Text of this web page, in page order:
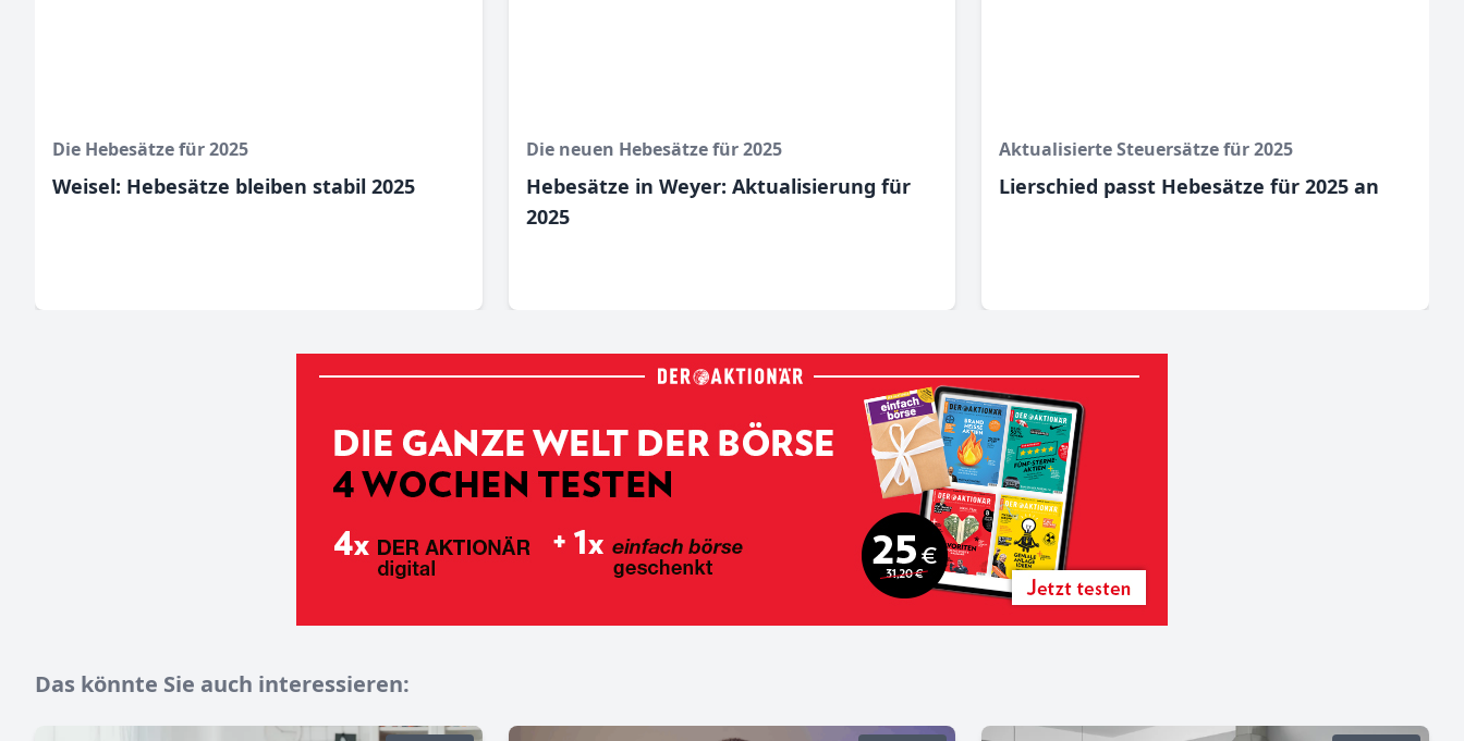
Die Hebesätze für 2025
Weisel: Hebesätze bleiben stabil 2025
Die neuen Hebesätze für 2025
Hebesätze in Weyer: Aktualisierung für
2025
Aktualisierte Steuersätze für 2025
Lierschied passt Hebesätze für 2025 an
Das könnte Sie auch interessieren: